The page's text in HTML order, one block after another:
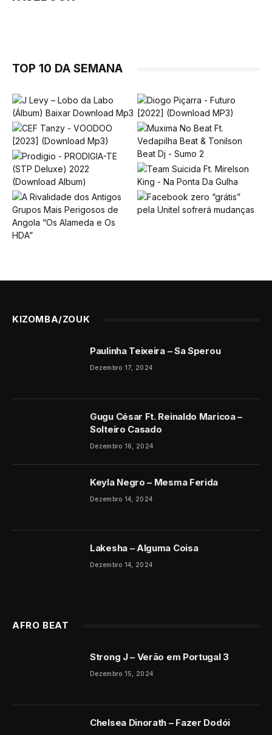
TOP 10 DA SEMANA
KIZOMBA/ZOUK
Paulinha Teixeira – Sa Sperou
Dezembro 17, 2024
Gugu César Ft. Reinaldo Maricoa –
Solteiro Casado
Dezembro 16, 2024
Keyla Negro – Mesma Ferida
Dezembro 14, 2024
Lakesha – Alguma Coisa
Dezembro 14, 2024
AFRO BEAT
Strong J – Verão em Portugal 3
Dezembro 15, 2024
Chelsea Dinorath – Fazer Dodói